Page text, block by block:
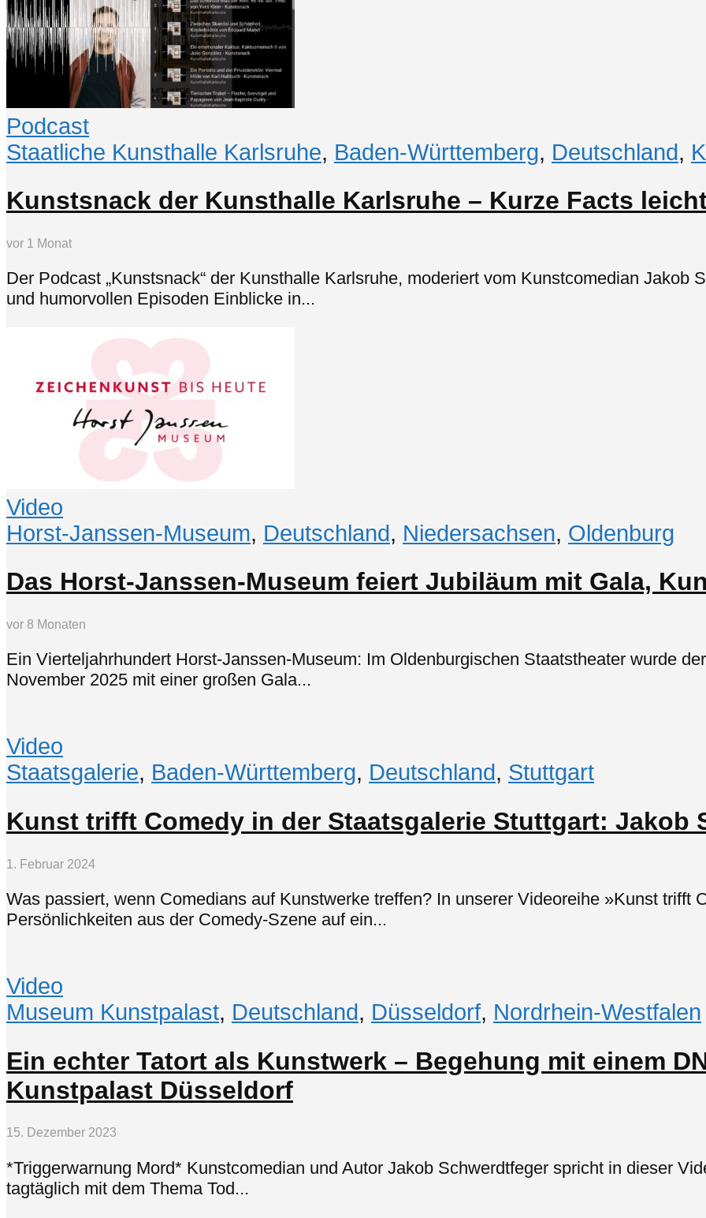
Podcast
Staatliche Kunsthalle Karlsruhe, Baden-Württemberg, Deutschland,
Kunstsnack der Kunsthalle Karlsruhe – Kurze Facts
vor 1 Monat
Der Podcast „Kunstsnack“ der Kunsthalle Karlsruhe, moderiert vom Kunstcomedian Jakob
und humorvollen Episoden Einblicke in...
Video
Horst-Janssen-Museum, Deutschland, Niedersachsen, Oldenburg
Das Horst-Janssen-Museum feiert Jubiläum mit Gala,
vor 8 Monaten
Ein Vierteljahrhundert Horst-Janssen-Museum: Im Oldenburgischen Staatstheater wurde
November 2025 mit einer großen Gala...
Video
Staatsgalerie, Baden-Württemberg, Deutschland, Stuttgart
Kunst trifft Comedy in der Staatsgalerie Stuttgart: Jakob
1. Februar 2024
Was passiert, wenn Comedians auf Kunstwerke treffen? In unserer Videoreihe »Kunst trifft
Persönlichkeiten aus der Comedy-Szene auf ein...
Video
Museum Kunstpalast, Deutschland, Düsseldorf, Nordrhein-Westfalen
Ein echter Tatort als Kunstwerk – Begehung mit einem
Kunstpalast Düsseldorf
15. Dezember 2023
*Triggerwarnung Mord* Kunstcomedian und Autor Jakob Schwerdtfeger spricht in dieser
tagtäglich mit dem Thema Tod...